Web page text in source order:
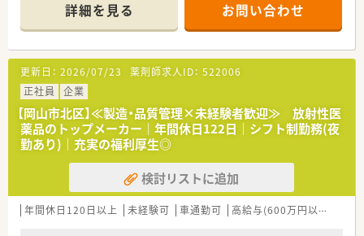
詳細を見る お問い合わせ
更新日： 2026/07/23 薬剤師求人ID： 522006
正社員
企業
【岡山市北区】≪製造・品質管理×未経験者歓迎≫ 放射性医
薬品のトップメーカー｜年間休日122日｜シフト制勤務(夜
勤あり)｜充実の福利厚生◎
検討リストに追加
年間休日120日以上 未経験可 車通勤可 高給与(600万円以上)